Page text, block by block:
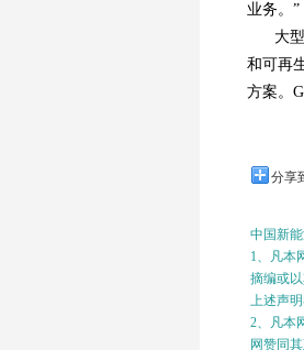
业务。”
大
和可再
方案。
分享
中国新
1、凡本
摘编或
上述声
2、凡本
网赞同